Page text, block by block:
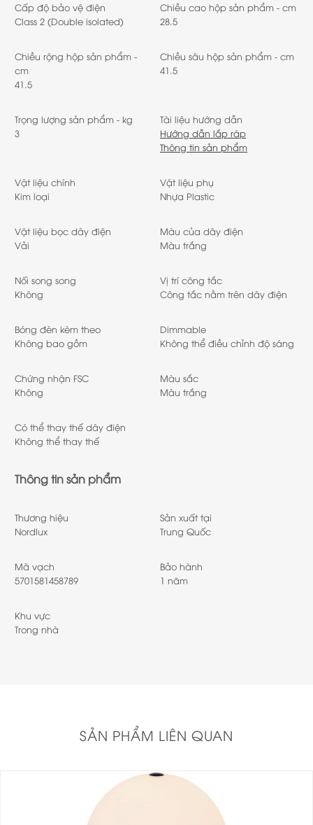
Cấp độ bảo vệ điện
Class 2 (Double isolated)
Chiều cao hộp sản phẩm - cm
28.5
Chiều rộng hộp sản phẩm -
cm
41.5
Chiều sâu hộp sản phẩm - cm
41.5
Trọng lượng sản phẩm - kg
3
Tài liệu hướng dẫn
Hướng dẫn lắp ráp
Thông tin sản phẩm
Vật liệu chính
Kim loại
Vật liệu phụ
Nhựa Plastic
Vật liệu bọc dây điện
Vải
Màu của dây điện
Màu trắng
Nối song song
Không
Vị trí công tắc
Công tắc nằm trên dây điện
Bóng đèn kèm theo
Không bao gồm
Dimmable
Không thể điều chỉnh độ sáng
Chứng nhận FSC
Không
Màu sắc
Màu trắng
Có thể thay thế dây điện
Không thể thay thế
Thông tin sản phẩm
Thương hiệu
Nordlux
Sản xuất tại
Trung Quốc
Mã vạch
5701581458789
Bảo hành
1 năm
Khu vực
Trong nhà
SẢN PHẨM LIÊN QUAN